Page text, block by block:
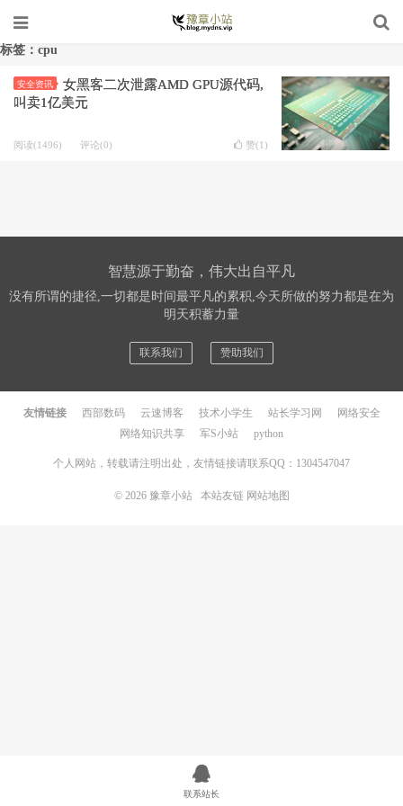
标签：cpu
安全资讯
女黑客二次泄露AMD GPU源代码,
叫卖1亿美元
阅读(1496) 评论(0) 赞(1 )
智慧源于勤奋，伟大出自平凡
没有所谓的捷径,一切都是时间最平凡的累积,今天所做的努力都是在为
明天积蓄力量
联系我们 赞助我们
友情链接 西部数码 云速博客 技术小学生 站长学习网
网络安全
网络知识共享
军S小站 python
个人网站，转载请注明出处，友情链接请联系QQ：1304547047
© 2026 豫章小站 本站友链 网站地图
联系站长